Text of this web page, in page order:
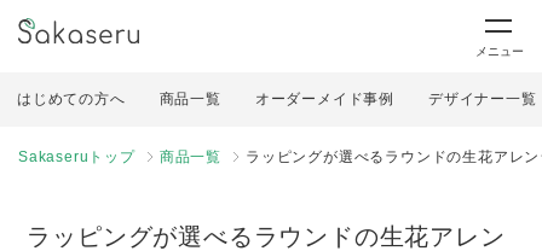
メニュー
はじめての方へ 商品一覧 オーダーメイド事例 デザイナー一覧
Sakaseruトップ 商品一覧 ラッピングが選べるラウンドの生花アレ
ラッピングが選べるラウンドの生花アレン